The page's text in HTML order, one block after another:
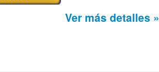
Ver más detalles »